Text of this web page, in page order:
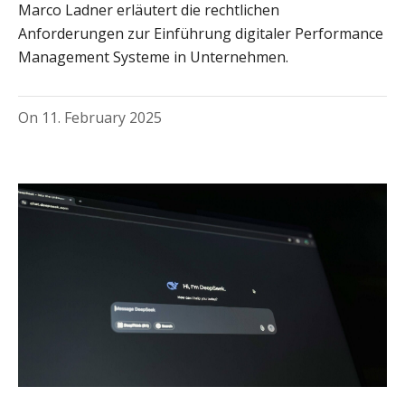
Marco Ladner erläutert die rechtlichen
Anforderungen zur Einführung digitaler Performance
Management Systeme in Unternehmen.
On 11. February 2025